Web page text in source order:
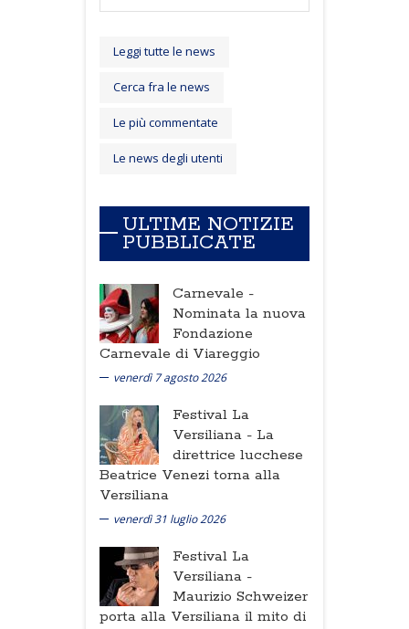
Leggi tutte le news
Cerca fra le news
Le più commentate
Le news degli utenti
ULTIME NOTIZIE
PUBBLICATE
Carnevale -
Nominata la nuova
Fondazione
Carnevale di Viareggio
venerdì 7 agosto 2026
Festival La
Versiliana - La
direttrice lucchese
Beatrice Venezi torna alla
Versiliana
venerdì 31 luglio 2026
Festival La
Versiliana -
Maurizio Schweizer
porta alla Versiliana il mito di